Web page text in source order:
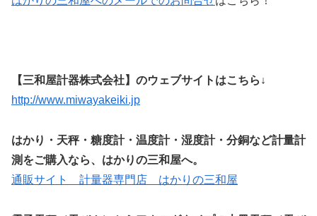
【三和屋計器株式会社】のウェブサイトはこちら↓
http://www.miwayakeiki.jp
はかり・天秤・糖度計・温度計・湿度計・分銅など計量計
測をご購入なら、はかりの三和屋へ。
通販サイト 計量器専門店 はかりの三和屋